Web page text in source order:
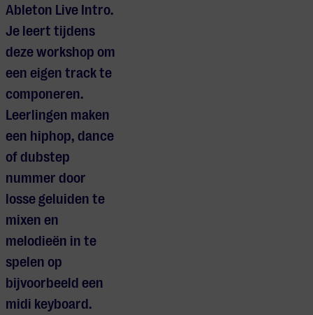
Ableton Live Intro.
Je leert tijdens
deze workshop om
een eigen track te
componeren.
Leerlingen maken
een hiphop, dance
of dubstep
nummer door
losse geluiden te
mixen en
melodieën in te
spelen op
bijvoorbeeld een
midi keyboard.